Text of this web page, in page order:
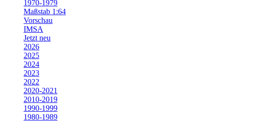
1970-1979
Maßstab 1:64
Vorschau
IMSA
Jetzt neu
2026
2025
2024
2023
2022
2020-2021
2010-2019
1990-1999
1980-1989